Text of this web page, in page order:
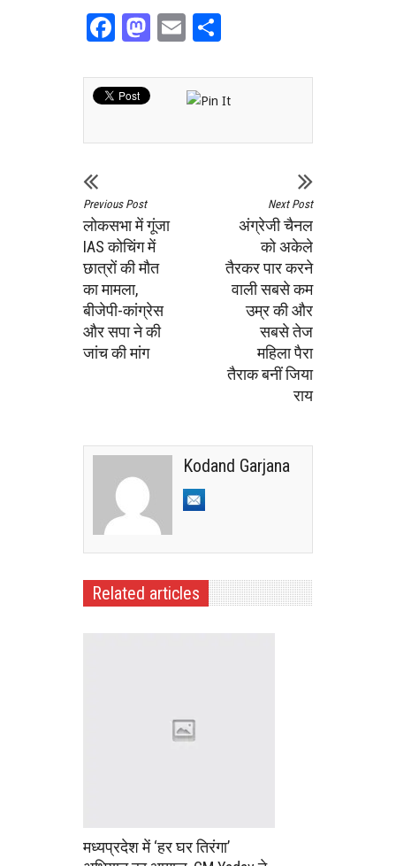
Facebook
Mastodon
Email
Previous Post
लोकसभा में गूंजा
IAS कोचिंग में
छात्रों की मौत
का मामला,
बीजेपी-कांग्रेस
और सपा ने की
जांच की मांग
Next Post
अंग्रेजी चैनल
को अकेले
तैरकर पार करने
वाली सबसे कम
उम्र की और
सबसे तेज
महिला पैरा
तैराक बनीं जिया
राय
Kodand Garjana
Related articles
मध्यप्रदेश में ‘हर घर तिरंगा’